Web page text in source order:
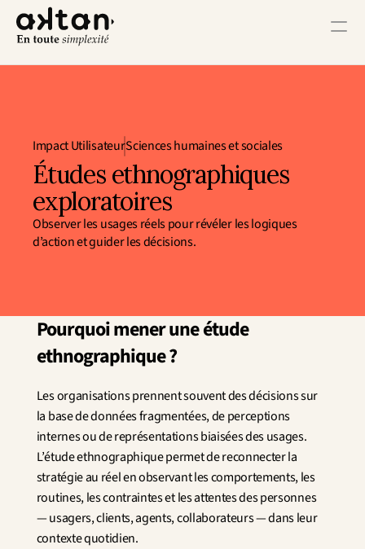
Ressources
Contact
Impact Utilisateur
Impact Client
Impact Collaborateur
Innovation
Sciences humaines et sociales
Intelligence artificielle
Stratégie services
Design
Expérience client & collaborateur
Aérospatial
Défense
Santé & Care
Impact UtilisateurSciences humaines et sociales
Études ethnographiques
exploratoires
Observer les usages réels pour révéler les logiques
d’action et guider les décisions.
Pourquoi mener une étude
ethnographique ?
Les organisations prennent souvent des décisions sur
la base de données fragmentées, de perceptions
internes ou de représentations biaisées des usages.
L’étude ethnographique permet de reconnecter la
stratégie au réel en observant les comportements, les
routines, les contraintes et les attentes des personnes
— usagers, clients, agents, collaborateurs — dans leur
contexte quotidien.